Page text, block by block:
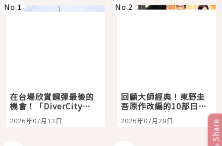
No.1
在台場欣賞鋼彈最後的
機會！「DiverCity
Tokyo Plaza」搭船、
購物、美食及夜景，一
2026年07月13日
No.2
回顧大師經典！東野圭
吾原作改編的10部日本
影視作品推薦
2026年07月28日 Share